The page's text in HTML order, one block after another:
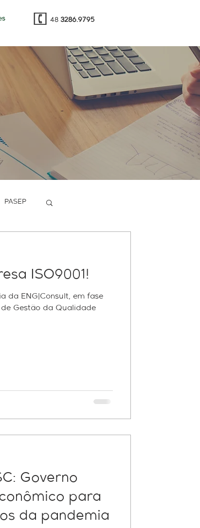
48 3286.9795
PASEP
ISO9001!
da ENG|Consult, em fase
Gestão da Qualidade
Governo
para
da pandemia